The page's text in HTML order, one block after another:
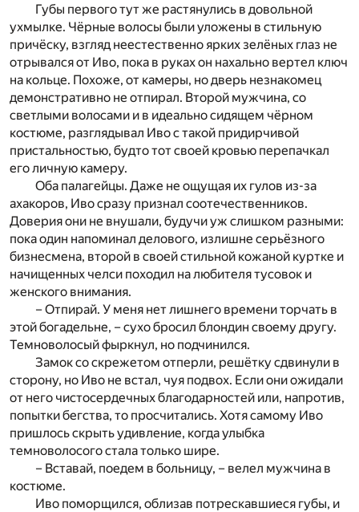
Губы первого тут же растянулись в довольной
ухмылке. Чёрные волосы были уложены в стильную
причёску, взгляд неестественно ярких зелёных глаз не
отрывался от Иво, пока в руках он нахально вертел ключ
на кольце. Похоже, от камеры, но дверь незнакомец
демонстративно не отпирал. Второй мужчина, со
светлыми волосами и в идеально сидящем чёрном
костюме, разглядывал Иво с такой придирчивой
пристальностью, будто тот своей кровью перепачкал
его личную камеру.
Оба палагейцы. Даже не ощущая их гулов из-за
ахакоров, Иво сразу признал соотечественников.
Доверия они не внушали, будучи уж слишком разными:
пока один напоминал делового, излишне серьёзного
бизнесмена, второй в своей стильной кожаной куртке и
начищенных челси походил на любителя тусовок и
женского внимания.
– Отпирай. У меня нет лишнего времени торчать в
этой богадельне, – сухо бросил блондин своему другу.
Темноволосый фыркнул, но подчинился.
Замок со скрежетом отперли, решётку сдвинули в
сторону, но Иво не встал, чуя подвох. Если они ожидали
от него чистосердечных благодарностей или, напротив,
попытки бегства, то просчитались. Хотя самому Иво
пришлось скрыть удивление, когда улыбка
темноволосого стала только шире.
– Вставай, поедем в больницу, – велел мужчина в
костюме.
Иво поморщился, облизав потрескавшиеся губы, и